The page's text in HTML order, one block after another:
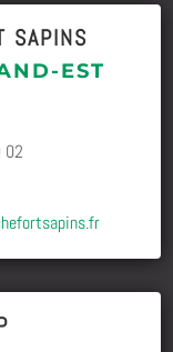
SAPINS
EST
02